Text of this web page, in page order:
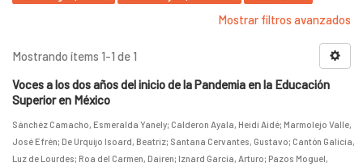
Mostrar filtros avanzados
Mostrando ítems 1-1 de 1
Voces a los dos años del inicio de la Pandemia en la Educación
Superior en México
Sánchéz Camacho, Esmeralda Yanely; Calderon Ayala, Heidi Aidé; Marmolejo Valle,
José Efrén; De Urquijo Isoard, Beatriz; Santana Cervantes, Gustavo; Cantón Galicia,
Luz de Lourdes; Roa del Carmen, Dairen; Iznard García, Arturo; Pazos Moguel,